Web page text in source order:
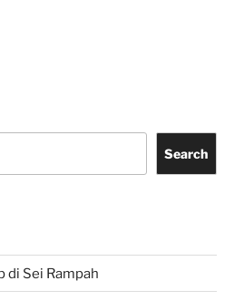
Search
di Sei Rampah